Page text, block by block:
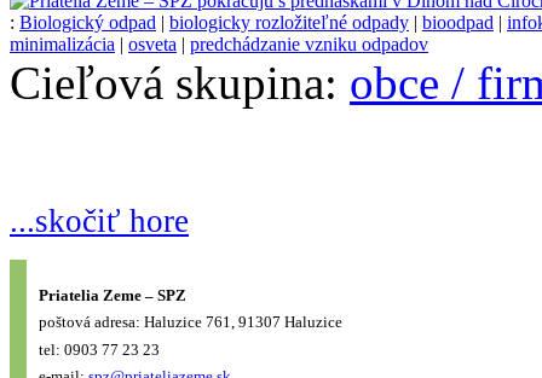
: Biologický odpad | biologicky rozložiteľné odpady | bioodpad |
minimalizácia | osveta | predchádzanie vzniku odpadov
Cieľová skupina: obce /
...skočiť hore
Priatelia Zeme – SPZ
poštová adresa: Haluzice 761, 91307 Haluzice
tel: 0903 77 23 23